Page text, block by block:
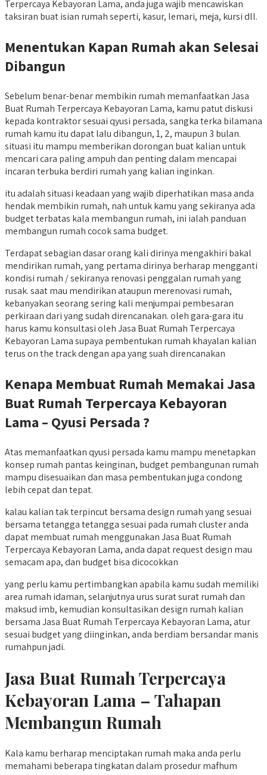
Terpercaya Kebayoran Lama, anda juga wajib mencawiskan
taksiran buat isian rumah seperti, kasur, lemari, meja, kursi dll.
Menentukan Kapan Rumah akan Selesai
Dibangun
Sebelum benar-benar membikin rumah memanfaatkan Jasa
Buat Rumah Terpercaya Kebayoran Lama, kamu patut diskusi
kepada kontraktor sesuai qyusi persada, sangka terka bilamana
rumah kamu itu dapat lalu dibangun, 1, 2, maupun 3 bulan.
situasi itu mampu memberikan dorongan buat kalian untuk
mencari cara paling ampuh dan penting dalam mencapai
incaran terbuka berdiri rumah yang kalian inginkan.
itu adalah situasi keadaan yang wajib diperhatikan masa anda
hendak membikin rumah, nah untuk kamu yang sekiranya ada
budget terbatas kala membangun rumah, ini ialah panduan
membangun rumah cocok sama budget.
Terdapat sebagian dasar orang kali dirinya mengakhiri bakal
mendirikan rumah, yang pertama dirinya berharap mengganti
kondisi rumah / sekiranya renovasi penggalan rumah yang
rusak. saat mau mendirikan ataupun merenovasi rumah,
kebanyakan seorang sering kali menjumpai pembesaran
perkiraan dari yang sudah direncanakan. oleh gara-gara itu
harus kamu konsultasi oleh Jasa Buat Rumah Terpercaya
Kebayoran Lama supaya pembentukan rumah khayalan kalian
terus on the track dengan apa yang suah direncanakan
Kenapa Membuat Rumah Memakai Jasa
Buat Rumah Terpercaya Kebayoran
Lama – Qyusi Persada ?
Atas memanfaatkan qyusi persada kamu mampu menetapkan
konsep rumah pantas keinginan, budget pembangunan rumah
mampu disesuaikan dan masa pembentukan juga condong
lebih cepat dan tepat.
kalau kalian tak terpincut bersama design rumah yang sesuai
bersama tetangga tetangga sesuai pada rumah cluster anda
dapat membuat rumah menggunakan Jasa Buat Rumah
Terpercaya Kebayoran Lama, anda dapat request design mau
semacam apa, dan budget bisa dicocokkan
yang perlu kamu pertimbangkan apabila kamu sudah memiliki
area rumah idaman, selanjutnya urus surat surat rumah dan
maksud imb, kemudian konsultasikan design rumah kalian
bersama Jasa Buat Rumah Terpercaya Kebayoran Lama, atur
sesuai budget yang diinginkan, anda berdiam bersandar manis
rumahpun jadi.
Jasa Buat Rumah Terpercaya
Kebayoran Lama – Tahapan
Membangun Rumah
Kala kamu berharap menciptakan rumah maka anda perlu
memahami beberapa tingkatan dalam prosedur mafhum